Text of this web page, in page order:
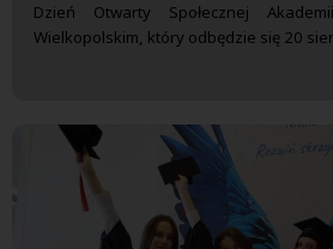
Dzień Otwarty Społecznej
Wielkopolskim, który odbędzie się 20